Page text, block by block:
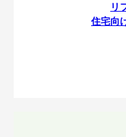
リ
住宅向